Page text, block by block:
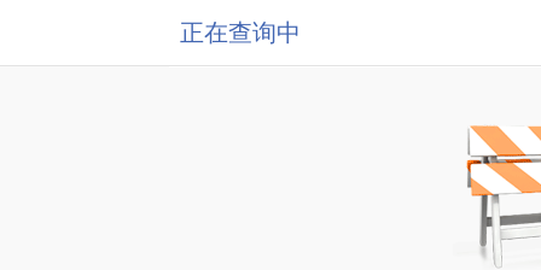
正在查询中